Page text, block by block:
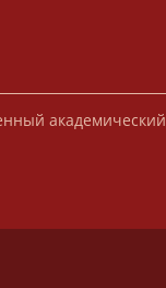
академический